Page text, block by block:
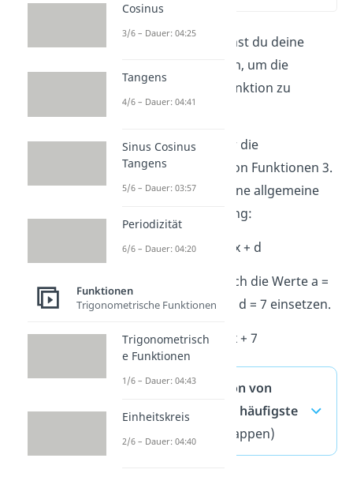
Zum Schluss kannst du deine
Ergebnisse nutzen, um die
rekonstruierte Funktion zu
bestimmen.
Erinnere dich:
Für die
Rekonstruktion von Funktionen 3.
Grades, lautet deine allgemeine
Funktionsgleichung:
f(x) = ax³ + bx² + cx + d
Nun musst du noch die Werte a =
-1, b = 3, c = 9 und d = 7 einsetzen.
f(x) = -x³ + 3x² + 9x + 7
Rekonstruktion von
Funktionen — häufigste
(ausklappen)
Cosinus
3/6 – Dauer: 04:25
Tangens
4/6 – Dauer: 04:41
Sinus Cosinus
Tangens
5/6 – Dauer: 03:57
Periodizität
6/6 – Dauer: 04:20
Funktionen
Trigonometrische Funktionen
Trigonometrisch
e Funktionen
1/6 – Dauer: 04:43
Einheitskreis
2/6 – Dauer: 04:40